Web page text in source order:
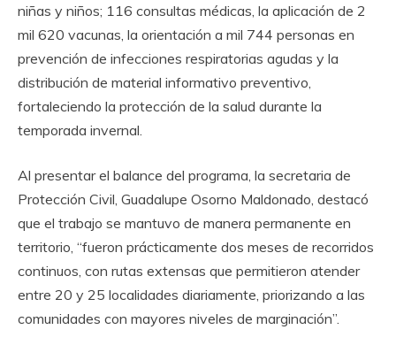
niñas y niños; 116 consultas médicas, la aplicación de 2
mil 620 vacunas, la orientación a mil 744 personas en
prevención de infecciones respiratorias agudas y la
distribución de material informativo preventivo,
fortaleciendo la protección de la salud durante la
temporada invernal.
Al presentar el balance del programa, la secretaria de
Protección Civil, Guadalupe Osorno Maldonado, destacó
que el trabajo se mantuvo de manera permanente en
territorio, “fueron prácticamente dos meses de recorridos
continuos, con rutas extensas que permitieron atender
entre 20 y 25 localidades diariamente, priorizando a las
comunidades con mayores niveles de marginación”.